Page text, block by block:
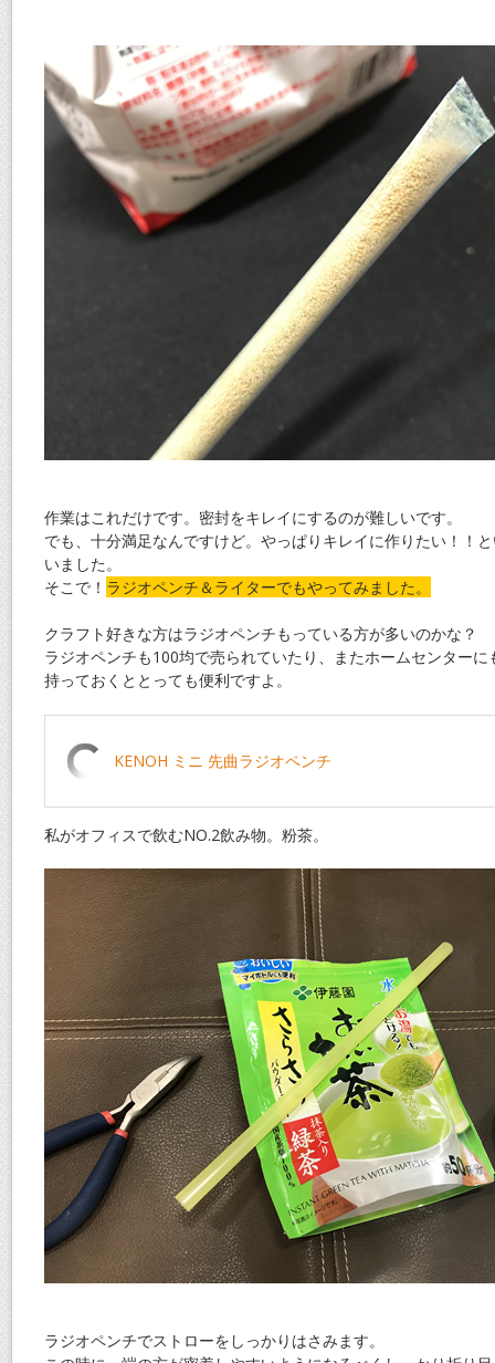
作業はこれだけです。密封をキレイにするのが難しいです。
でも、十分満足なんですけど。やっぱりキレイに作りたい！！
いました。
そこで！ ラジオペンチ＆ライターでもやってみました。
クラフト好きな方はラジオペンチもっている方が多いのかな？
ラジオペンチも100均で売られていたり、またホームセンター
持っておくととっても便利ですよ。
KENOH ミニ 先曲ラジオペンチ
私がオフィスで飲むNO.2飲み物。粉茶。
ラジオペンチでストローをしっかりはさみます。